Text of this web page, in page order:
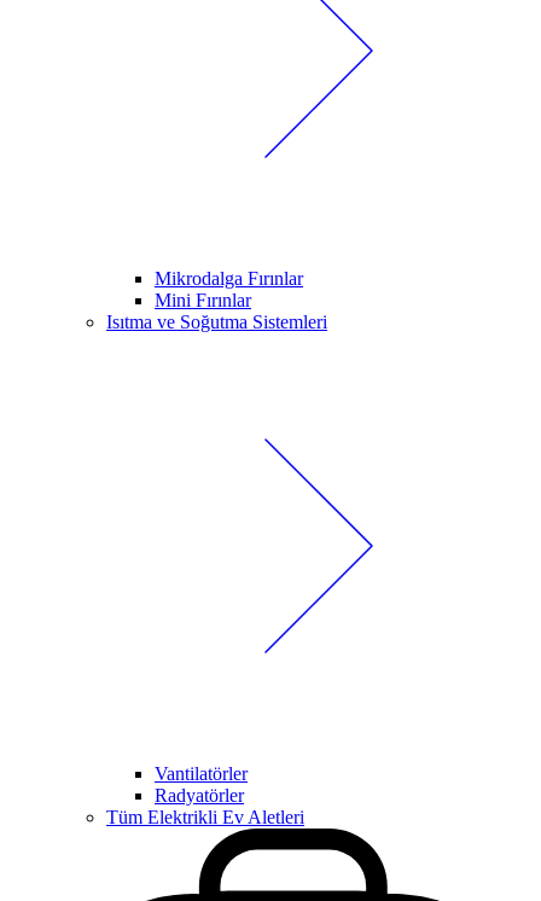
Mikrodalga Fırınlar
Mini Fırınlar
Isıtma ve Soğutma Sistemleri
Vantilatörler
Radyatörler
Tüm Elektrikli Ev Aletleri